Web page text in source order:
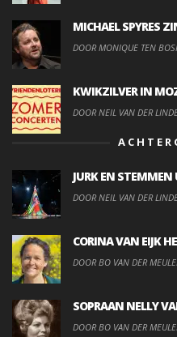
MICHAEL SPYRES
DOOR MONIQUE TEN
KWIKZILVER IN
DOOR NEIL VAN DER
JURK EN STEMMEN
DOOR NEIL VAN DER
CORINA VAN EIJK
DOOR BO VAN DER
SOPRAAN NELLY
DOOR BO VAN DER